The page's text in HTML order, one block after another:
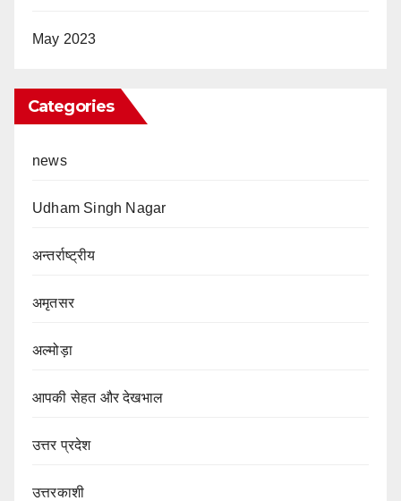
May 2023
Categories
news
Udham Singh Nagar
अन्तर्राष्ट्रीय
अमृतसर
अल्मोड़ा
आपकी सेहत और देखभाल
उत्तर प्रदेश
उत्तरकाशी